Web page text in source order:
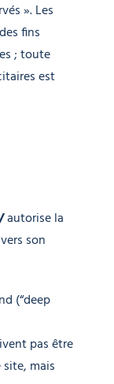
». Les
fins
; toute
est
autorise la
son
(“deep
pas être
site, mais